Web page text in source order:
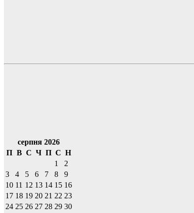
серпня 2026
П В С Ч П С Н
1
2
3
4 5 6 7 8
9
10 11 12 13 14 15 16
17 18 19 20 21 22 23
24 25 26 27 28 29 30